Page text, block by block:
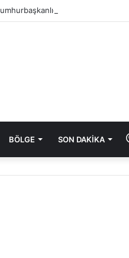
onayı
BÖLGE SON DAKIKA